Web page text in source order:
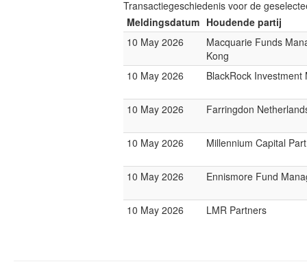
Transactiegeschiedenis voor de
Meldingsdatum Houdende partij
10 May 2026
Macquarie Funds
Kong
10 May 2026
BlackRock Investment
10 May 2026 Farringdon
10 May 2026 Millennium Capital
10 May 2026 Ennismore Fund
10 May 2026 LMR Partners